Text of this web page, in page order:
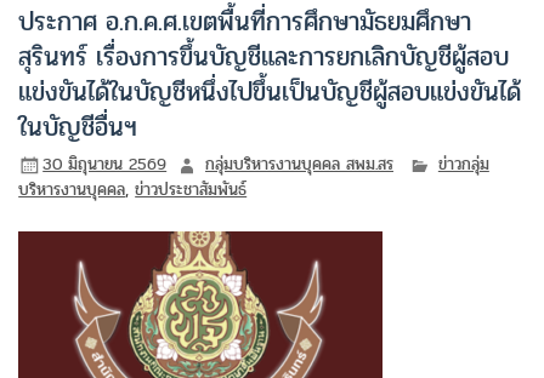
ประกาศ อ.ก.ค.ศ.เขตพื้นที่การศึกษามัธยมศึกษา
สุรินทร์ เรื่องการขึ้นบัญชีและการยกเลิกบัญชีผู้สอบ
แข่งขันได้ในบัญชีหนึ่งไปขึ้นเป็นบัญชีผู้สอบแข่งขันได้
ในบัญชีอื่นฯ
30 มิถุนายน 2569 กลุ่มบริหารงานบุคคล สพม.สร
ข่าวกลุ่ม
บริหารงานบุคคล,ข่าวประชาสัมพันธ์